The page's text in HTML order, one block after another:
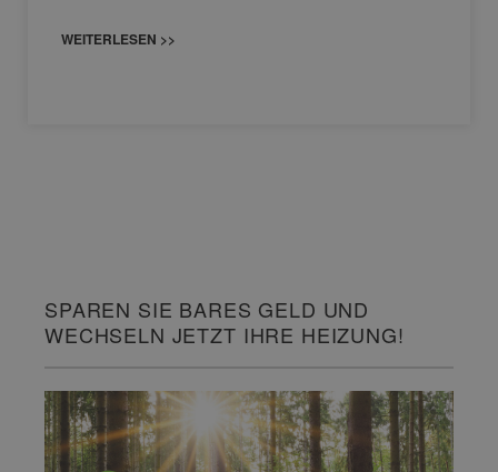
WEITERLESEN >>
SPAREN SIE BARES GELD UND
WECHSELN JETZT IHRE HEIZUNG!